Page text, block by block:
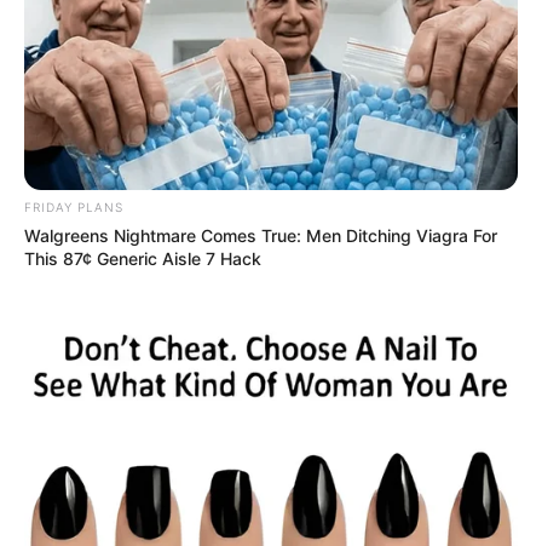
FRIDAY PLANS
Walgreens Nightmare Comes True: Men Ditching Viagra For
This 87¢ Generic Aisle 7 Hack